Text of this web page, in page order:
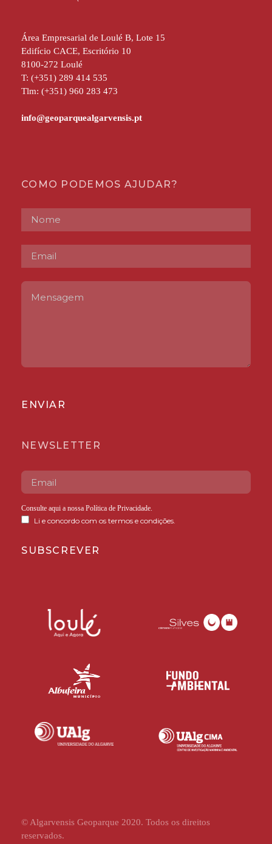
Área Empresarial de Loulé B, Lote 15
Edifício CACE, Escritório 10
8100-272 Loulé
T: (+351) 289 414 535
Tlm: (+351) 960 283 473
COMO PODEMOS AJUDAR?
ENVIAR
NEWSLETTER
Consulte aqui a nossa Política de Privacidade.
Li e concordo com os termos e condições.
© Algarvensis Geoparque 2020. Todos os direitos
reservados.